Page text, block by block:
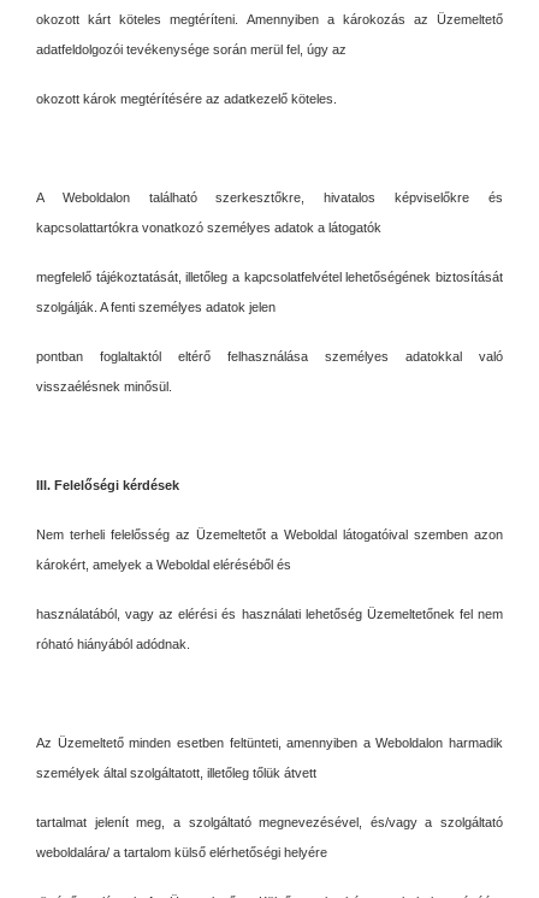
okozott kárt köteles megtéríteni. Amennyiben a károkozás az Üzemeltető
adatfeldolgozói tevékenysége során merül fel, úgy az
okozott károk megtérítésére az adatkezelő köteles.
A Weboldalon található szerkesztőkre, hivatalos képviselőkre és
kapcsolattartókra vonatkozó személyes adatok a látogatók
megfelelő tájékoztatását, illetőleg a kapcsolatfelvétel lehetőségének biztosítását
szolgálják. A fenti személyes adatok jelen
pontban foglaltaktól eltérő felhasználása személyes adatokkal való
visszaélésnek minősül.
III. Felelőségi kérdések
Nem terheli felelősség az Üzemeltetőt a Weboldal látogatóival szemben azon
károkért, amelyek a Weboldal eléréséből és
használatából, vagy az elérési és használati lehetőség Üzemeltetőnek fel nem
róható hiányából adódnak.
Az Üzemeltető minden esetben feltünteti, amennyiben a Weboldalon harmadik
személyek által szolgáltatott, illetőleg tőlük átvett
tartalmat jelenít meg, a szolgáltató megnevezésével, és/vagy a szolgáltató
weboldalára/ a tartalom külső elérhetőségi helyére